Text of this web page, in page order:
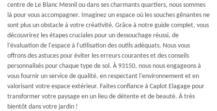
centre de Le Blanc Mesnil ou dans ses charmants quartiers, nous sommes
là pour vous accompagner. Imaginez un espace où les souches gênantes ne
sont plus un obstacle à votre créativité. Grâce à notre guide complet, vous
découvrirez les étapes cruciales pour un dessouchage réussi, de
l'évaluation de l'espace à l'utilisation des outils adéquats. Nous vous
offrons des astuces pour éviter les erreurs courantes et des conseils
personnalisés pour chaque type de sol. À 93150, nous nous engageons à
vous fournir un service de qualité, en respectant l'environnement et en
valorisant votre espace extérieur. Faites confiance à Caplot Elagage pour
transformer votre paysage en un lieu de détente et de beauté. À très
bientôt dans votre jardin !